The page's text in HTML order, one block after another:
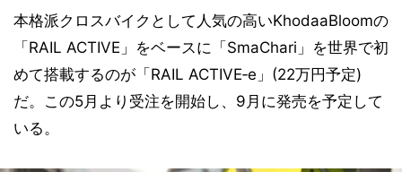
本格派クロスバイクとして人気の高いKhodaaBloomの
「RAIL ACTIVE」をベースに「SmaChari」を世界で初
めて搭載するのが「RAIL ACTIVE‐e」(22万円予定)
だ。この5月より受注を開始し、9月に発売を予定して
いる。